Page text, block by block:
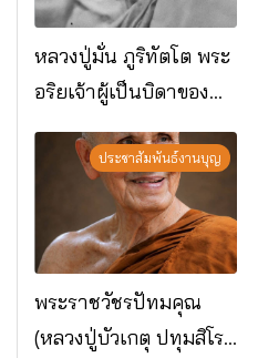
หลวงปู่มั่น ภูริทัตโต พระ
อริยเจ้าผู้เป็นบิดาของ
พระกรรมฐาน
ประชาสัมพันธ์งานบุญ
พระราชวัชรปัทมคุณ
(หลวงปู่บัวเกตุ ปทุมสิโร)